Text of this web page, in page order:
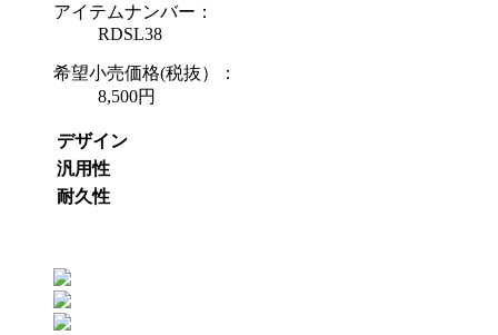
アイテムナンバー：
RDSL38
希望小売価格(税抜）：
8,500円
デザイン
汎用性
耐久性